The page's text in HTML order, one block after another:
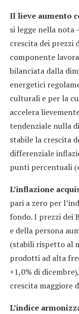
Il lieve aumento
si legge nella nota
crescita dei prezzi
componente
bilanciata dalla
energetici
culturali e per la
accelera
tendenziale nulla
stabile la crescita
differenziale
punti percentuali
L’inflazione
pari a zero per
fondo. I prezzi dei
e della persona
(stabili rispetto al
prodotti ad alta
+1,0% di
crescita maggiore
L’indice